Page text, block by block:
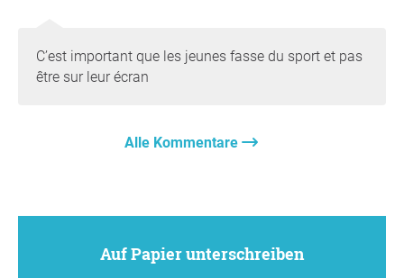
C’est important que les jeunes fasse du sport et pas
être sur leur écran
Alle Kommentare
Auf Papier unterschreiben